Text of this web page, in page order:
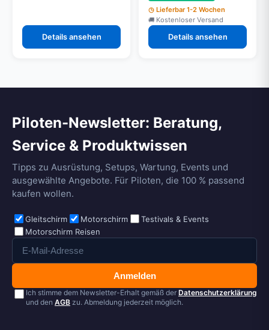
Details ansehen
Lieferbar 1-2 Wochen
Kostenloser Versand
Details ansehen
Piloten-Newsletter: Beratung,
Service & Produktwissen
Tipps zu Ausrüstung, Setups, Wartung, Events und
ausgewählte Angebote. Für Piloten, die 100 % passend
kaufen wollen.
Gleitschirm Motorschirm
Testivals & Events
Motorschirm Reisen
Anmelden
Ich stimme dem Newsletter-Erhalt gemäß der Datenschutzerklärung
und den AGB zu. Abmeldung jederzeit möglich.